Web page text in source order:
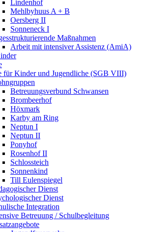
Lindenhof
Mehlbyhuus A + B
Oersberg II
Sonneneck I
Maßnahmen
Arbeit mit intensiver Assistenz (AmiA)
für Kinder und Jugendliche (SGB VIII)
Betreuungsverbund Schwansen
Brombeerhof
Höxmark
Karby am Ring
Neptun I
Neptun II
Ponyhof
Rosenhof II
Schlossteich
Sonnenkind
Till Eulenspiegel
Dienst
Dienst
Integration
Betreuung / Schulbegleitung